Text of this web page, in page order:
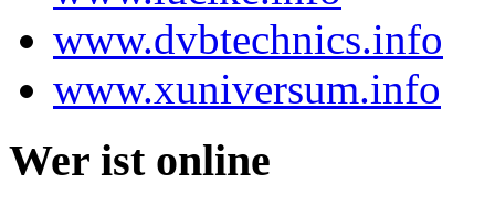
www.dvbtechnics.info
www.xuniversum.info
Wer ist online